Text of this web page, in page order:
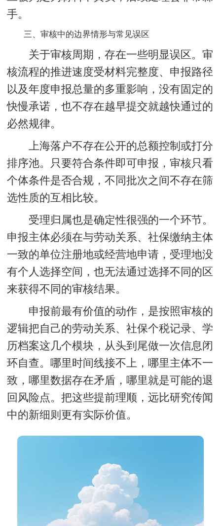
手。
三、审核中的边界情形与常见误区
关于审核周期，存在一些明显误区。审
核流程的推进速度受材料完整度、申报路径
以及年度申报总量的多重影响，没有固定的
快慢承诺，也不存在越早提交就越快通过的
必然规律。
上海落户不存在公开的总额控制或打分
排序池。只要符合条件即可申报，审核只看
个体条件是否合规，不同批次之间不存在筛
选性质的互相比较。
受理归属也是确定性很强的一个环节。
申报主体必须在与劳动关系、社保缴纳主体
一致的单位注册地或经营地申请，受理地没
有个人选择空间，也无法通过选择不同的区
来获得不同的审核结果。
申报前最有价值的动作，是按照审核的
逻辑把自己的劳动关系、社保个税记录、学
历档案这几个模块，从头到尾做一次信息闭
环自查。哪里时间线接不上，哪里主体不一
致，哪里数据存在矛盾，哪里就是可能的退
回风险点。把这些提前理顺，远比研究传闻
中的新细则更有实际价值。